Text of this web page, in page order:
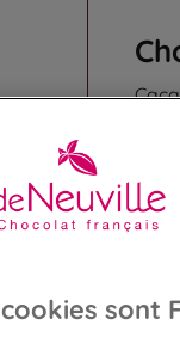
Poids 85g
sont